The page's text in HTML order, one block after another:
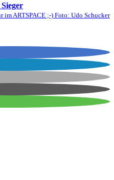
ARTSPACE ;-) Foto: Udo Schucker